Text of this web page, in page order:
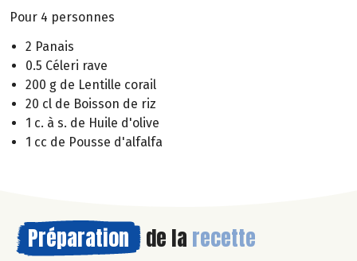
Pour 4 personnes
2 Panais
0.5 Céleri rave
200 g de Lentille corail
20 cl de Boisson de riz
1 c. à s. de Huile d'olive
1 cc de Pousse d'alfalfa
Préparation de la recette